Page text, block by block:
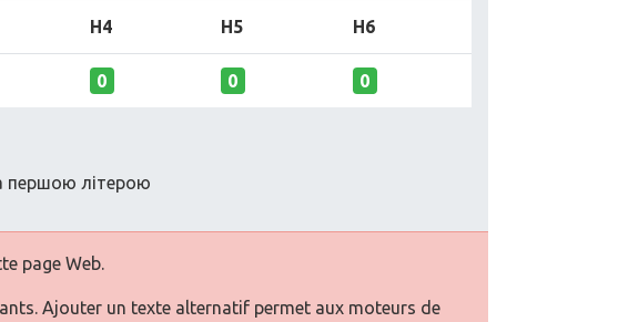
H4 H5 H6
0 0 0
першою літерою
page Web.
Ajouter un texte alternatif permet aux moteurs de